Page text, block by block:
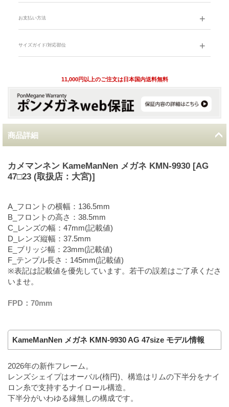
お支払い方法
サイズガイド/対応部位
11,000円以上のご注文は日本国内送料無料
商品詳細
カメマンネン KameManNen メガネ KMN-9930 [AG
47□23 (取扱店：大宮)]
A_フロントの横幅：136.5mm
B_フロントの高さ：38.5mm
C_レンズの幅：47mm(記載値)
D_レンズ縦幅：37.5mm
E_ブリッジ幅：23mm(記載値)
F_テンプル長さ：145mm(記載値)
※表記は記載値を優先しています。若干の誤差はご了承くださ
いませ。
FPD：70mm
KameManNen メガネ KMN-9930 AG 47size モデル情報
2026年の新作フレーム。
レンズシェイプはオーバル(楕円)、構造はリムの下半分をナイ
ロン糸で支持するナイロール構造。
下半分がいわゆる縁無しの構成です。